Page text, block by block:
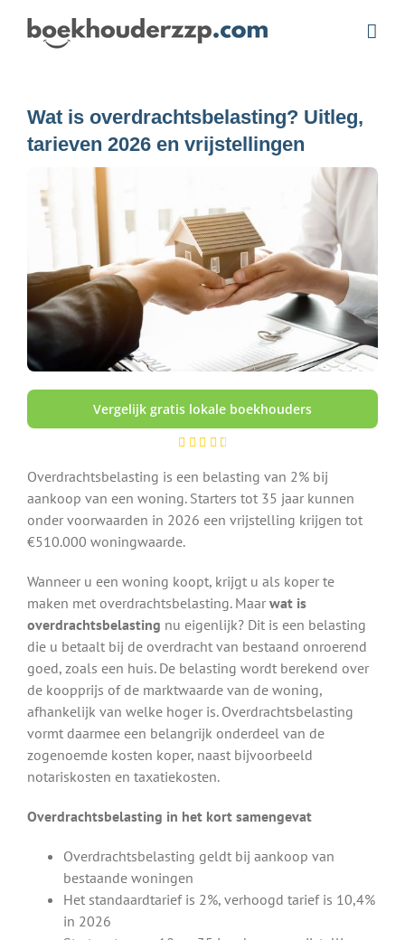
Wat is overdrachtsbelasting? Uitleg,
tarieven 2026 en vrijstellingen
Vergelijk gratis lokale boekhouders
Overdrachtsbelasting is een belasting van 2% bij
aankoop van een woning. Starters tot 35 jaar kunnen
onder voorwaarden in 2026 een vrijstelling krijgen tot
€510.000 woningwaarde.
Wanneer u een woning koopt, krijgt u als koper te
maken met overdrachtsbelasting. Maar wat is
overdrachtsbelasting nu eigenlijk? Dit is een belasting
die u betaalt bij de overdracht van bestaand onroerend
goed, zoals een huis. De belasting wordt berekend over
de koopprijs of de marktwaarde van de woning,
afhankelijk van welke hoger is. Overdrachtsbelasting
vormt daarmee een belangrijk onderdeel van de
zogenoemde kosten koper, naast bijvoorbeeld
notariskosten en taxatiekosten.
Overdrachtsbelasting in het kort samengevat
Overdrachtsbelasting geldt bij aankoop van
bestaande woningen
Het standaardtarief is 2%, verhoogd tarief is 10,4%
in 2026